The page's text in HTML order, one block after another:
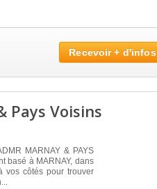
Recevoir + d'infos
Pays Voisins
MARNAY & PAYS
basé à MARNAY, dans
vos côtés pour trouver